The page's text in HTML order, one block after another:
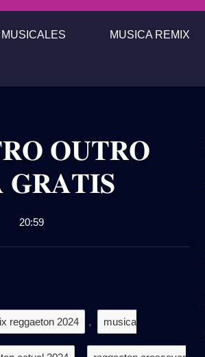
MUSICA REMIX
𝐎𝐔𝐓𝐑𝐎
𝐆𝐑𝐀𝐓𝐈𝐒
20:59
reggaeton 2024 , musica